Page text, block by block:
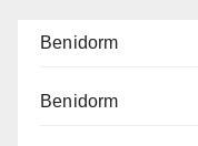
Benidorm
Benidorm